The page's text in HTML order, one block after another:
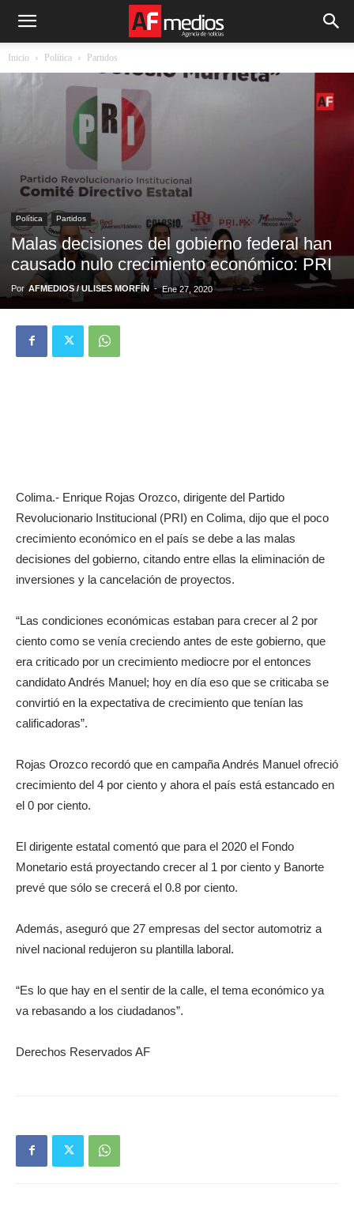
Inicio Política Partidos
Política Partidos
Malas decisiones del gobierno federal han
causado nulo crecimiento económico: PRI
Por AFMEDIOS / ULISES MORFÍN - Ene 27, 2020
Colima.- Enrique Rojas Orozco, dirigente del Partido
Revolucionario Institucional (PRI) en Colima, dijo que el poco
crecimiento económico en el país se debe a las malas
decisiones del gobierno, citando entre ellas la eliminación de
inversiones y la cancelación de proyectos.
“Las condiciones económicas estaban para crecer al 2 por
ciento como se venía creciendo antes de este gobierno, que
era criticado por un crecimiento mediocre por el entonces
candidato Andrés Manuel; hoy en día eso que se criticaba se
convirtió en la expectativa de crecimiento que tenían las
calificadoras”.
Rojas Orozco recordó que en campaña Andrés Manuel ofreció
crecimiento del 4 por ciento y ahora el país está estancado en
el 0 por ciento.
El dirigente estatal comentó que para el 2020 el Fondo
Monetario está proyectando crecer al 1 por ciento y Banorte
prevé que sólo se crecerá el 0.8 por ciento.
Además, aseguró que 27 empresas del sector automotriz a
nivel nacional redujeron su plantilla laboral.
“Es lo que hay en el sentir de la calle, el tema económico ya
va rebasando a los ciudadanos”.
Derechos Reservados AF